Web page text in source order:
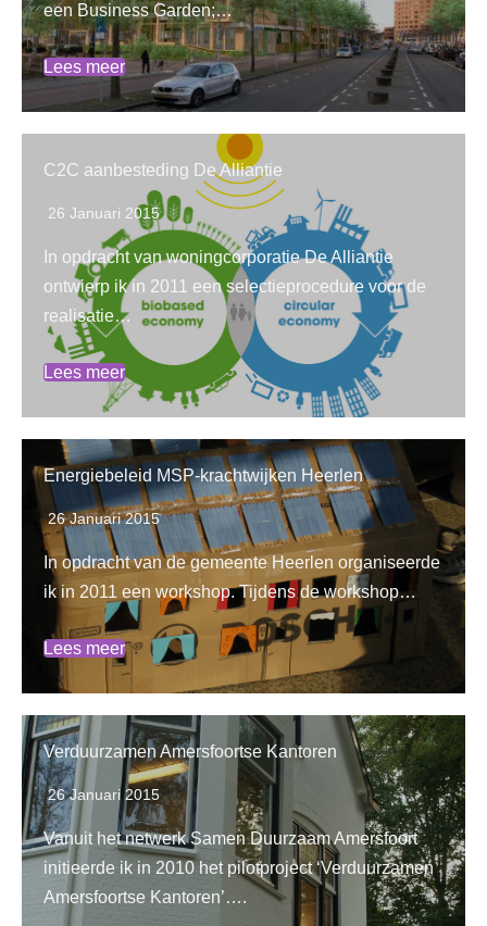
een Business Garden;…
Lees meer
C2C aanbesteding De Alliantie
26 Januari 2015
In opdracht van woningcorporatie De Alliantie
ontwierp ik in 2011 een selectieprocedure voor de
realisatie…
Lees meer
Energiebeleid MSP-krachtwijken Heerlen
26 Januari 2015
In opdracht van de gemeente Heerlen organiseerde
ik in 2011 een workshop. Tijdens de workshop…
Lees meer
Verduurzamen Amersfoortse Kantoren
26 Januari 2015
Vanuit het netwerk Samen Duurzaam Amersfoort
initieerde ik in 2010 het pilotproject ‘Verduurzamen
Amersfoortse Kantoren’….